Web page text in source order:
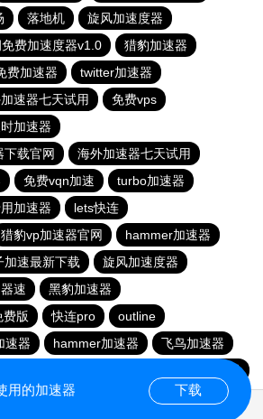
落地机
旋风加速度器
费加速度器v1.0
猎豹加速器
费加速器
twitter加速器
速器七天试用
免费vps
加速器
下载官网
海外加速器七天试用
免费vqn加速
turbo加速器
加速器
lets快连
猎豹vp加速器官网
hammer加速器
加速最新下载
旋风加速度器
速
黑豹加速器
费版
快连pro
outline
速器 hammer加速器
飞鸟加速器
黑洞nvp加速器
用的加速器 下载